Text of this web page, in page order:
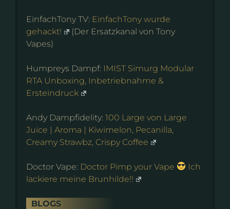
EinfachTony TV: EinfachTony wurde
gehackt!
(Der Ersatzkanal von Tony
Vapes)
Humpreys Dampf: IMIST Simurg Modular
RTA Unboxing, Inbetriebnahme &
Ersteindruck
Andy Dampfidelity: 100 Large von Large
Juice | Aroma | Kiwimelon, Pecanilla,
Creamy Strawbz, Crispy Coffee
Doctor Vape: Doctor Pimp your Vape
Ich
lackiere meine Brunhilde!!
BLOGS